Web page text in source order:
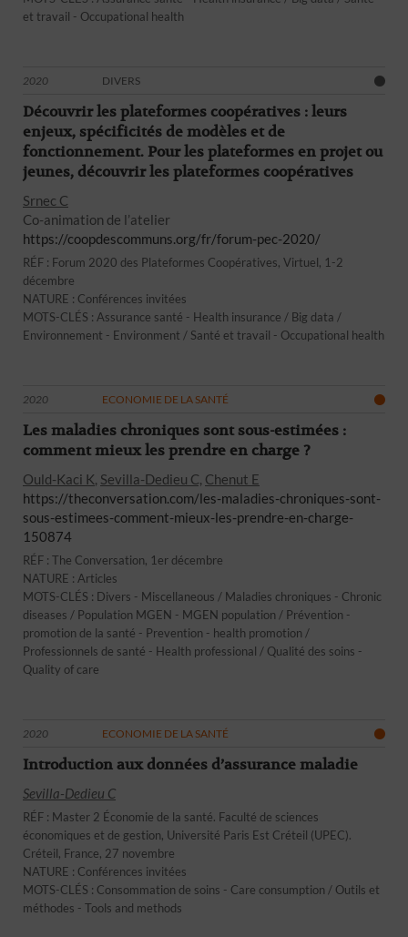
et travail - Occupational health
2020 DIVERS
Découvrir les plateformes coopératives : leurs
enjeux, spécificités de modèles et de
fonctionnement. Pour les plateformes en projet ou
jeunes, découvrir les plateformes coopératives
Srnec C
Co-animation de l’atelier
https://coopdescommuns.org/fr/forum-pec-2020/
RÉF : Forum 2020 des Plateformes Coopératives, Virtuel, 1-2
décembre
NATURE : Conférences invitées
MOTS-CLÉS : Assurance santé - Health insurance / Big data /
Environnement - Environment / Santé et travail - Occupational health
2020 ECONOMIE DE LA SANTÉ
Les maladies chroniques sont sous-estimées :
comment mieux les prendre en charge ?
Ould-Kaci K, Sevilla-Dedieu C, Chenut E
https://theconversation.com/les-maladies-chroniques-sont-
sous-estimees-comment-mieux-les-prendre-en-charge-
150874
RÉF : The Conversation, 1er décembre
NATURE : Articles
MOTS-CLÉS : Divers - Miscellaneous / Maladies chroniques - Chronic
diseases / Population MGEN - MGEN population / Prévention -
promotion de la santé - Prevention - health promotion /
Professionnels de santé - Health professional / Qualité des soins -
Quality of care
2020 ECONOMIE DE LA SANTÉ
Introduction aux données d’assurance maladie
Sevilla-Dedieu C
RÉF : Master 2 Économie de la santé. Faculté de sciences
économiques et de gestion, Université Paris Est Créteil (UPEC).
Créteil, France, 27 novembre
NATURE : Conférences invitées
MOTS-CLÉS : Consommation de soins - Care consumption / Outils et
méthodes - Tools and methods